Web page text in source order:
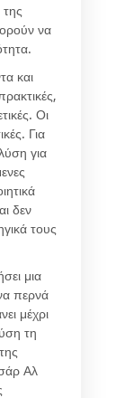
της
να
και
Οι
Για
για
δεν
τους
μια
περνά
μέχρι
τη
Αλ